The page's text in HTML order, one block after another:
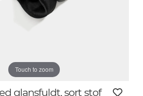
Touch to zoom
glansfuldt, sort stof